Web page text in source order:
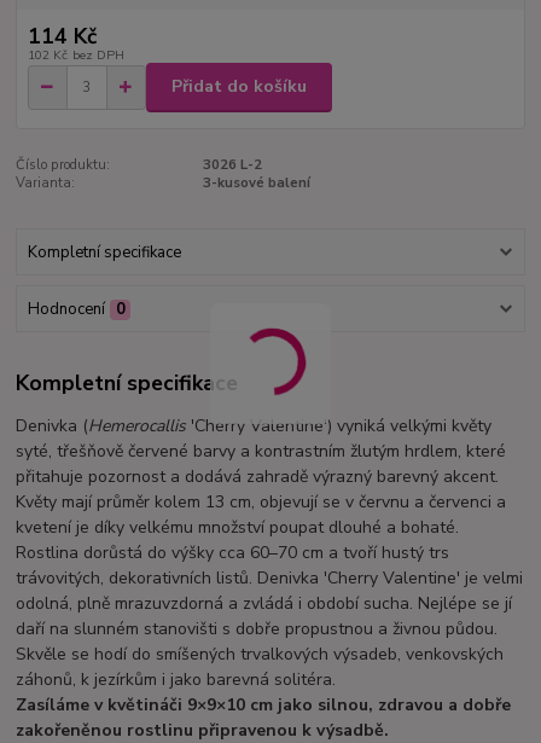
114 Kč
102 Kč bez DPH
Přidat do košíku
Číslo produktu:
3026 L-2
Varianta:
3-kusové balení
Kompletní specifikace
Hodnocení 0
Kompletní specifikace
Denivka (Hemerocallis 'Cherry Valentine') vyniká velkými květy
syté, třešňově červené barvy a kontrastním žlutým hrdlem, které
přitahuje pozornost a dodává zahradě výrazný barevný akcent.
Květy mají průměr kolem 13 cm, objevují se v červnu a červenci a
kvetení je díky velkému množství poupat dlouhé a bohaté.
Rostlina dorůstá do výšky cca 60–70 cm a tvoří hustý trs
trávovitých, dekorativních listů. Denivka 'Cherry Valentine' je velmi
odolná, plně mrazuvzdorná a zvládá i období sucha. Nejlépe se jí
daří na slunném stanovišti s dobře propustnou a živnou půdou.
Skvěle se hodí do smíšených trvalkových výsadeb, venkovských
záhonů, k jezírkům i jako barevná solitéra.
Zasíláme v květináči 9×9×10 cm jako silnou, zdravou a dobře
zakořeněnou rostlinu připravenou k výsadbě.